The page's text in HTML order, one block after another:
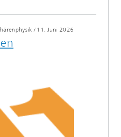
/ 11. Juni 2026